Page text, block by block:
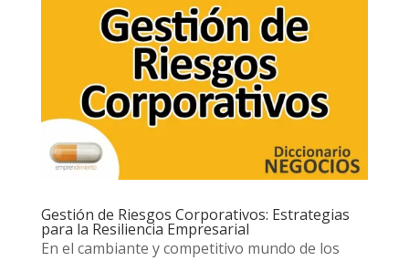
Gestión de Riesgos Corporativos: Estrategias
para la Resiliencia Empresarial
En el cambiante y competitivo mundo de los